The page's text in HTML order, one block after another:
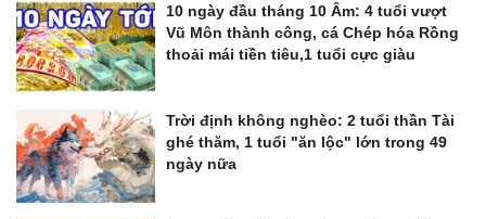
10 ngày đầu tháng 10 Âm: 4 tuổi vượt
Vũ Môn thành công, cá Chép hóa Rồng
thoải mái tiền tiêu,1 tuổi cực giàu
Trời định không nghèo: 2 tuổi thần Tài
ghé thăm, 1 tuổi "ăn lộc" lớn trong 49
ngày nữa